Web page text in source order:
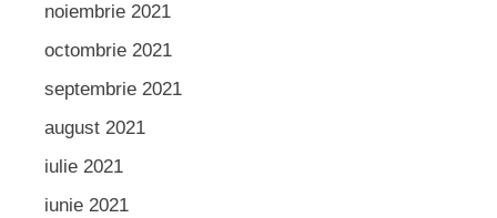
noiembrie 2021
octombrie 2021
septembrie 2021
august 2021
iulie 2021
iunie 2021